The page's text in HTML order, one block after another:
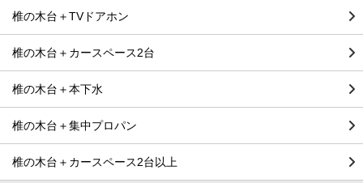
椎の木台＋TVドアホン
椎の木台＋カースペース2台
椎の木台＋本下水
椎の木台＋集中プロパン
椎の木台＋カースペース2台以上